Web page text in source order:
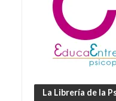
La Librería de la